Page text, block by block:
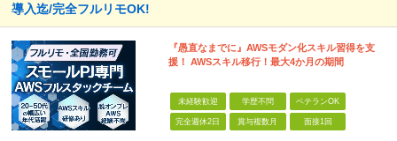
導入迄/完全フルリモOK!
『愚直なまでに』AWSモダン化スキル習得を支
援！ AWSスキル移行！最大4か月の期間
未経験歓迎 学歴不問 ベテランOK
完全週休2日 賞与複数月 面接1回